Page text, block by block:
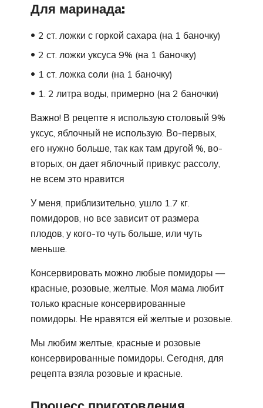
Для маринада:
2 ст. ложки с горкой сахара (на 1 баночку)
2 ст. ложки уксуса 9% (на 1 баночку)
1 ст. ложка соли (на 1 баночку)
1. 2 литра воды, примерно (на 2 баночки)
Важно! В рецепте я использую столовый 9%
уксус, яблочный не использую. Во-первых,
его нужно больше, так как там другой %, во-
вторых, он дает яблочный привкус рассолу,
не всем это нравится
У меня, приблизительно, ушло 1.7 кг.
помидоров, но все зависит от размера
плодов, у кого-то чуть больше, или чуть
меньше.
Консервировать можно любые помидоры —
красные, розовые, желтые. Моя мама любит
только красные консервированные
помидоры. Не нравятся ей желтые и розовые.
Мы любим желтые, красные и розовые
консервированные помидоры. Сегодня, для
рецепта взяла розовые и красные.